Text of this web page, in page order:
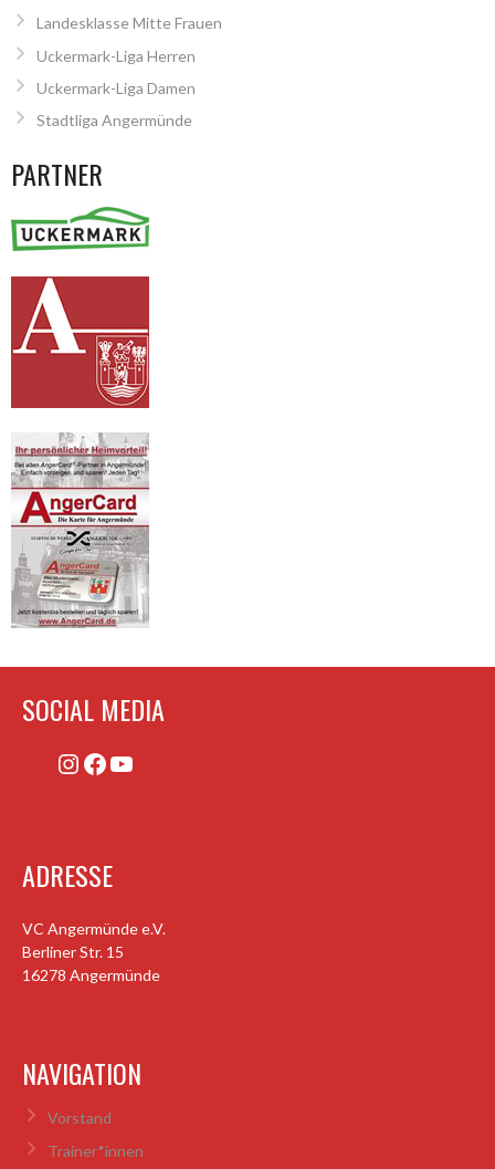
Landesklasse Mitte Frauen
Uckermark-Liga Herren
Uckermark-Liga Damen
Stadtliga Angermünde
PARTNER
SOCIAL MEDIA
Instagram
Facebook
YouTube
ADRESSE
VC Angermünde e.V.
Berliner Str. 15
16278 Angermünde
NAVIGATION
Vorstand
Trainer*innen